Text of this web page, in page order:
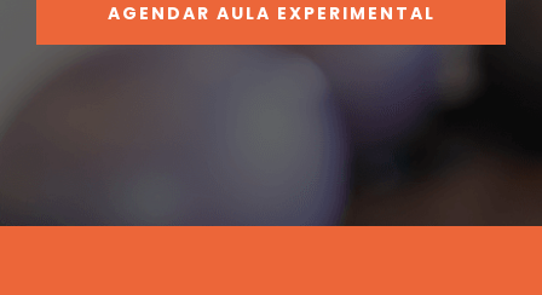
AGENDAR AULA EXPERIMENTAL